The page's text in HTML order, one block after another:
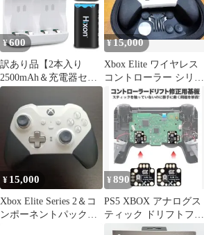
¥600
訳あり品【2本入り
2500mAh＆充電器セッ
ト】 Xbox One Xbox
Series X/S コントローラ
充電池 ニッケル水素電
¥15,000
Xbox Elite ワイヤレス
コントローラー シリー
ズ 2 ホワイト
¥ 15,000
Xbox Elite Series 2＆コ
ンポーネントパック＆
¥ 890
PS5 XBOX アナログス
ティック ドリフトフィ
ックスモッド 2個 黒